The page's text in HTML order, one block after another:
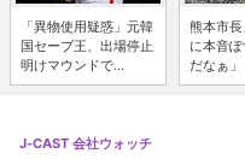
「異物使用疑惑」元韓
国セーブ王、出場停止
明けマウンドで...
熊本市
に本音
だなぁ
J-CAST 会社ウォッチ